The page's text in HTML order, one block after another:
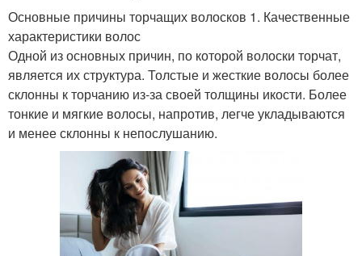
Основные причины торчащих волосков 1. Качественные
характеристики волос
Одной из основных причин, по которой волоски торчат,
является их структура. Толстые и жесткие волосы более
склонны к торчанию из-за своей толщины икости. Более
тонкие и мягкие волосы, напротив, легче укладываются
и менее склонны к непослушанию.